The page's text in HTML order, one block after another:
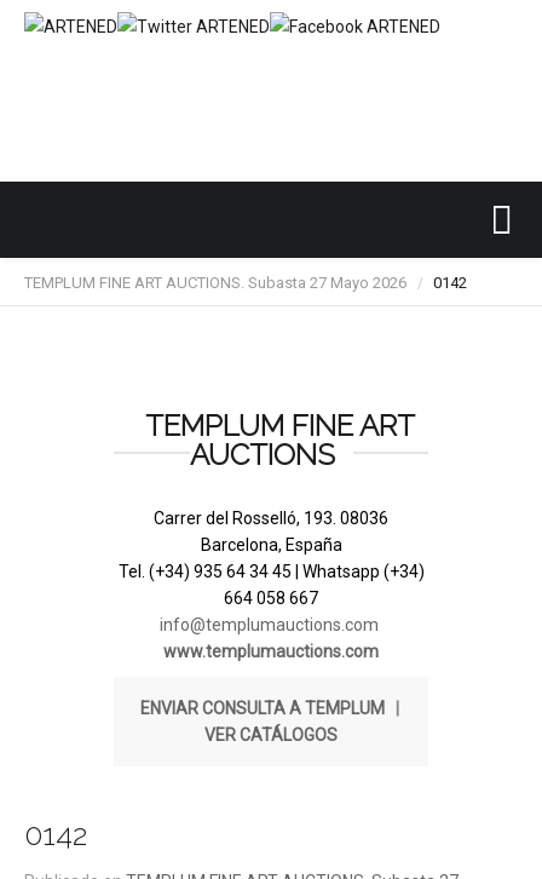
TEMPLUM FINE ART AUCTIONS. Subasta 27 Mayo 2026 / 0142
TEMPLUM FINE ART
AUCTIONS
Carrer del Rosselló, 193. 08036
Barcelona, España
Tel. (+34) 935 64 34 45 | Whatsapp (+34)
664 058 667
info@templumauctions.com
www.templumauctions.com
ENVIAR CONSULTA A TEMPLUM
VER CATÁLOGOS
0142